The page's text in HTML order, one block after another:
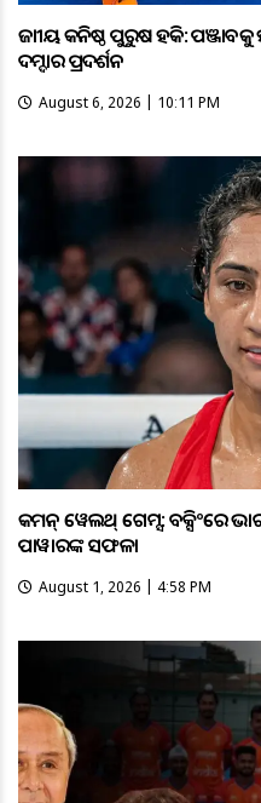
ଜାତୀୟ କନିଷ୍ଠ ପୁରୁଷ ହକି:
ଦମ୍ଦାର ପ୍ରଦର୍ଶନ
August 6, 2026 | 10:11 PM
କମନ୍ ୱେଲଥ୍ ଗେମ୍ସ: ବକ୍ସିଂରେ
ପାୱାରଙ୍କ ସଫଳତା
August 1, 2026 | 4:58 PM